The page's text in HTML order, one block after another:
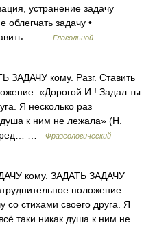
устранение задачу
облегчать задачу •
…
Глагольной
ЗАДАЧУ кому. Разг. Ставить
«Дорогой И.! Задал ты
Я несколько раз
к ним не лежала» (Н.
…
Фразеологический
кому. ЗАДАТЬ ЗАДАЧУ
положение.
со стихами своего друга. Я
таки никак душа к ним не